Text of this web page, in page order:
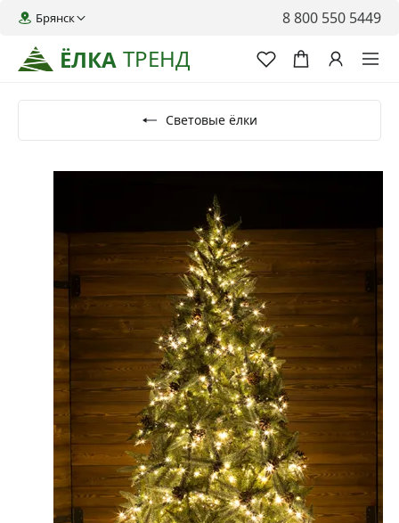
ЁЛКА ТРЕНД
Брянск 8 800 550 5449
Световые ёлки